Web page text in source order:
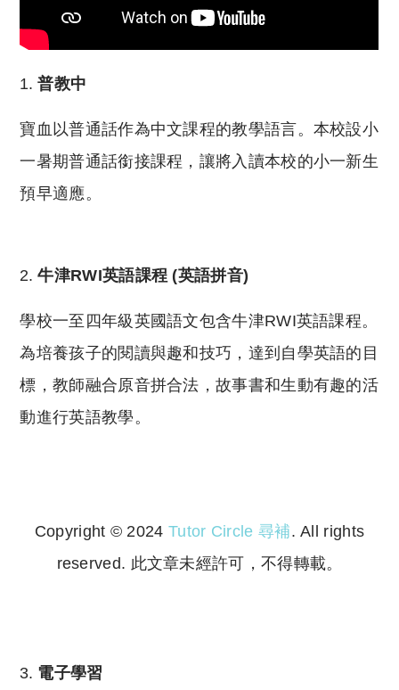
普教中
寶血以普通話作為中文課程的教學語言。本校設小
一暑期普通話銜接課程，讓將入讀本校的小一新生
預早適應。
牛津RWI英語課程 (英語拼音)
學校一至四年級英國語文包含牛津RWI英語課程。
為培養孩子的閱讀與趣和技巧，達到自學英語的目
標，教師融合原音拼合法，故事書和生動有趣的活
動進行英語教學。
Copyright © 2024 Tutor Circle 尋補. All rights
reserved. 此文章未經許可，不得轉載。
電子學習